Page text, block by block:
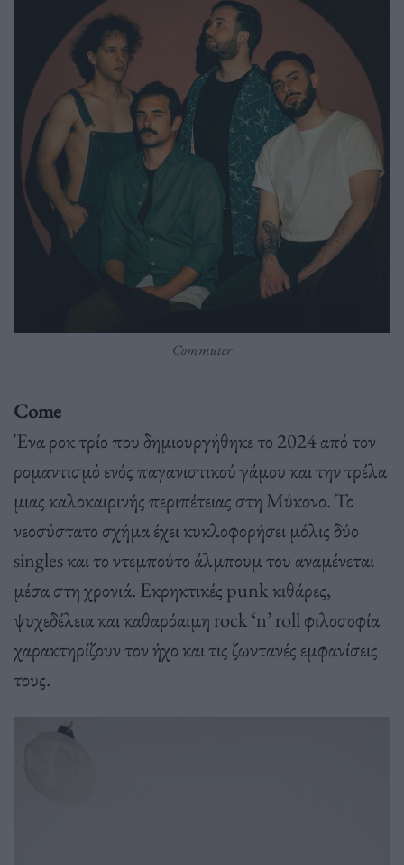
Commuter
Come
Ένα ροκ τρίο που δημιουργήθηκε το 2024 από τον
ρομαντισμό ενός παγανιστικού γάμου και την τρέλα
μιας καλοκαιρινής περιπέτειας στη Μύκονο. Το
νεοσύστατο σχήμα έχει κυκλοφορήσει μόλις δύο
singles και το ντεμπούτο άλμπουμ του αναμένεται
μέσα στη χρονιά. Εκρηκτικές punk κιθάρες,
ψυχεδέλεια και καθαρόαιμη rock ‘n’ roll φιλοσοφία
χαρακτηρίζουν τον ήχο και τις ζωντανές εμφανίσεις
τους.